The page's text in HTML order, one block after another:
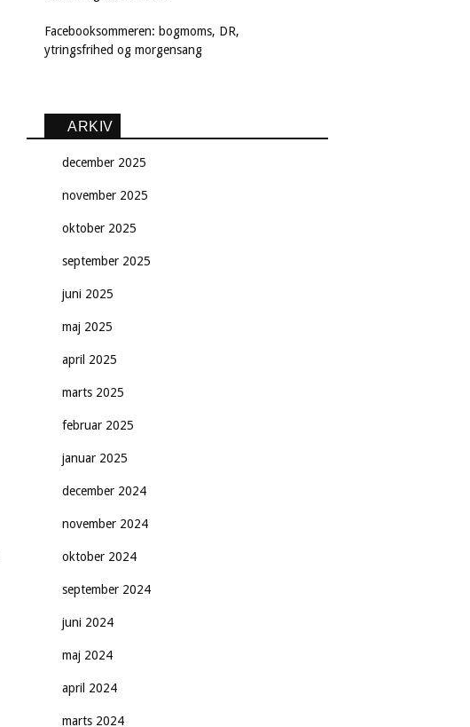
Facebooksommeren: bogmoms, DR,
ytringsfrihed og morgensang
ARKIV
december 2025
november 2025
oktober 2025
september 2025
juni 2025
maj 2025
april 2025
marts 2025
februar 2025
januar 2025
december 2024
november 2024
oktober 2024
september 2024
juni 2024
maj 2024
april 2024
marts 2024